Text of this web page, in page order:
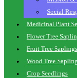
Social
Medicinal Plant
Flower Tree
Fruit Tree Saplings
Wood Tree
Crop Seedlings